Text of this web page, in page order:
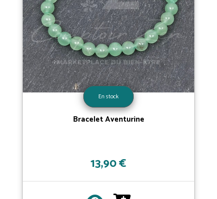
En stock
Bracelet Aventurine
13,90 €